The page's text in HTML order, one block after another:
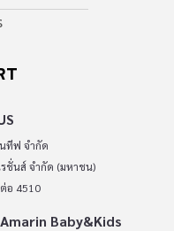
นทีฟ จำกัด
ชั่นส์ จำกัด (มหาชน)
อ 4510
Baby&Kids